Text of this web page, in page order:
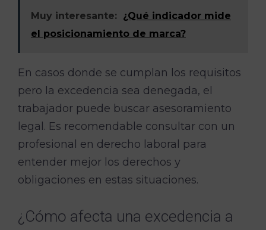
Muy interesante: ¿Qué indicador mide
el posicionamiento de marca?
En casos donde se cumplan los requisitos
pero la excedencia sea denegada, el
trabajador puede buscar asesoramiento
legal. Es recomendable consultar con un
profesional en derecho laboral para
entender mejor los derechos y
obligaciones en estas situaciones.
¿Cómo afecta una excedencia a